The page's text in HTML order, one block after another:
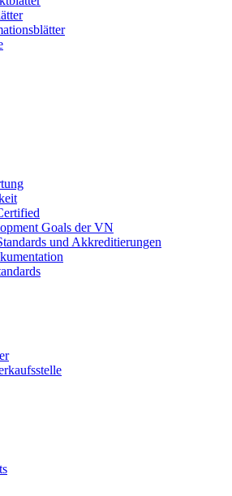
Goals der VN
und Akkreditierungen